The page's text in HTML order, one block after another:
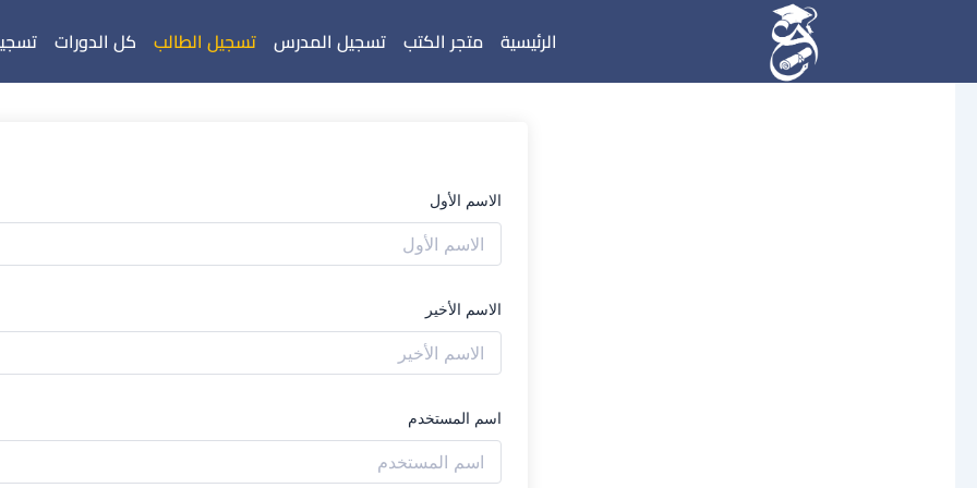
الرئيسية متجر الكتب تسجيل المدرس تسجيل الطالب كل الدورات
الاسم الأول
الاسم الأخير
اسم المستخدم